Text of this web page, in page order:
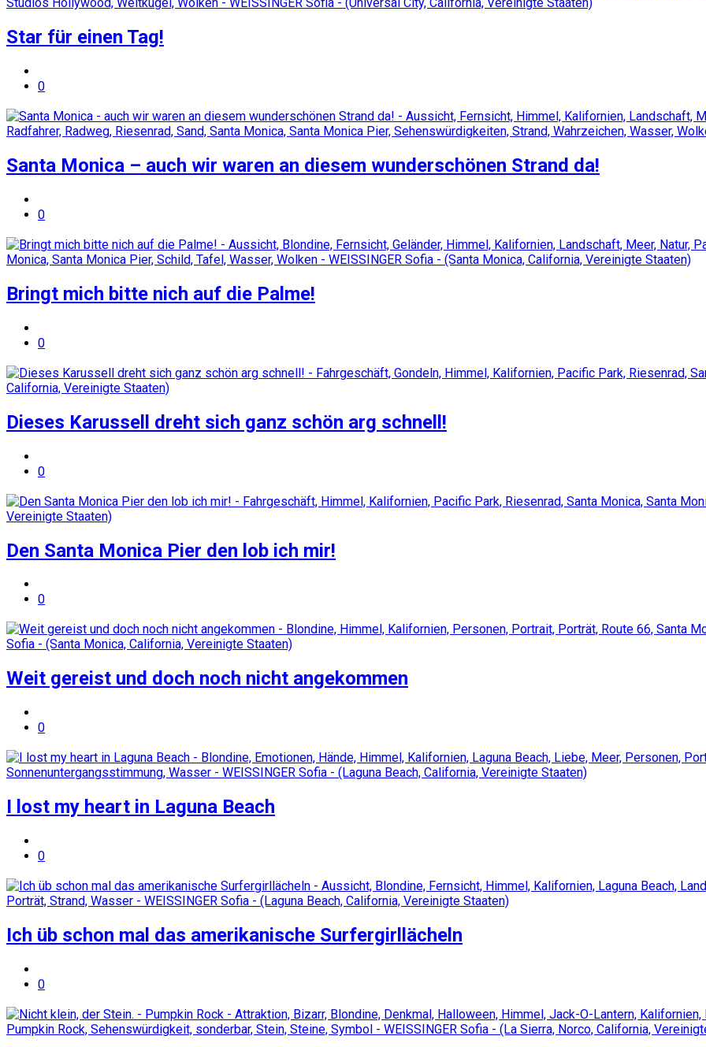
Star für einen Tag!
0
Santa Monica – auch wir waren an diesem wunderschönen Strand da!
0
Bringt mich bitte nich auf die Palme!
0
Dieses Karussell dreht sich ganz schön arg schnell!
0
Den Santa Monica Pier den lob ich mir!
0
Weit gereist und doch noch nicht angekommen
0
I lost my heart in Laguna Beach
0
Ich üb schon mal das amerikanische Surfergirllächeln
0